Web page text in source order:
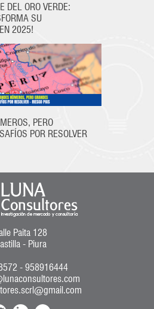
DEL ORO VERDE:
SU
2025!
PERO
POR RESOLVER
Paita 128
- Piura
- 958916444